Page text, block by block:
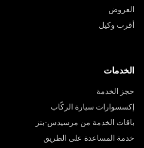
العروض
أقرب وكيل
الخدمات
حجز الخدمة
إكسسوارات سيارة الركّاب
باقات الخدمة من مرسيدس-بنز
خدمة المساعدة على الطريق